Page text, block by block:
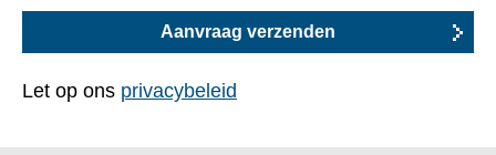
Let op ons privacybeleid